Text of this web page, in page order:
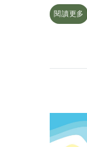
閱讀更多